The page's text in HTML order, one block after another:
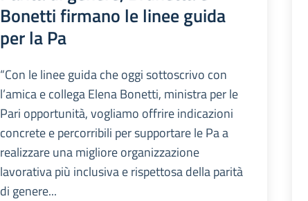
Bonetti firmano le linee guida
per la Pa
“Con le linee guida che oggi sottoscrivo con
l’amica e collega Elena Bonetti, ministra per le
Pari opportunità, vogliamo offrire indicazioni
concrete e percorribili per supportare le Pa a
realizzare una migliore organizzazione
lavorativa più inclusiva e rispettosa della parità
di genere...